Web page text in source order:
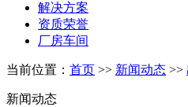
解决方案
资质荣誉
厂房车间
当前位置： 首页 >> 新闻动态 >>
新闻动态